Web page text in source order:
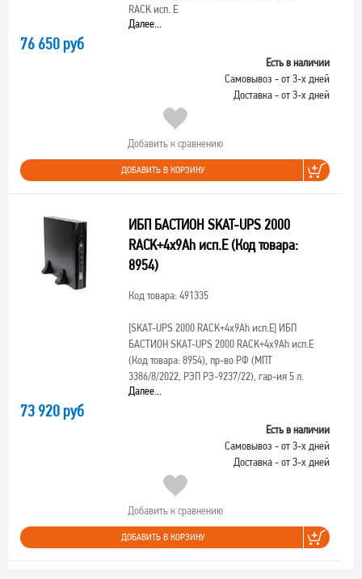
RACK исп. E
Далее...
76 650 руб
Есть в наличии
Самовывоз - от 3-х дней
Доставка - от 3-х дней
Добавить к сравнению
ДОБАВИТЬ В КОРЗИНУ
ИБП БАСТИОН SKAT-UPS 2000
RACK+4x9Ah исп.E (Код товара:
8954)
Код товара: 491335
[SKAT-UPS 2000 RACK+4x9Ah исп.E]ИБП
БАСТИОН SKAT-UPS 2000 RACK+4x9Ah исп.E
(Код товара: 8954), пр-во РФ (МПТ
3386/8/2022, РЭП РЭ-9237/22), гар-ия 5 л.
Далее...
73 920 руб
Есть в наличии
Самовывоз - от 3-х дней
Доставка - от 3-х дней
Добавить к сравнению
ДОБАВИТЬ В КОРЗИНУ